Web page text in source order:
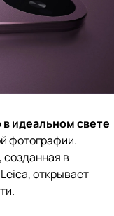
идеальном свете
фотографии.
в
открывает